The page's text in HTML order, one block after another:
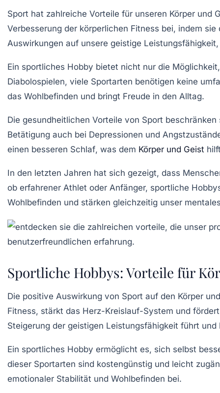
Sport hat zahlreiche Vorteile für unseren Körper und
Verbesserung der körperlichen Fitness bei, indem sie
Auswirkungen auf unsere geistige Leistungsfähigkeit
Ein sportliches Hobby bietet nicht nur die
Diabolospielen, viele Sportarten benötigen keine
das Wohlbefinden und bringt Freude in den Alltag.
Die gesundheitlichen Vorteile von Sport
Betätigung auch bei Depressionen und
einen besseren Schlaf, was dem Körper und Geist
In den letzten Jahren hat sich gezeigt, dass
ob erfahrener Athlet oder Anfänger, sportliche
Wohlbefinden und stärken gleichzeitig unser
Sportliche Hobbys: Vorteile für
Die positive Auswirkung von Sport auf den Körper
Fitness, stärkt das Herz-Kreislauf-System und
Steigerung der geistigen Leistungsfähigkeit führt und
Ein sportliches Hobby ermöglicht es, sich selbst
dieser Sportarten sind kostengünstig und leicht
emotionaler Stabilität und Wohlbefinden bei.